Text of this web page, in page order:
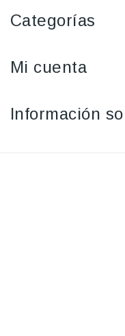
Categorías
Mi cuenta
Información